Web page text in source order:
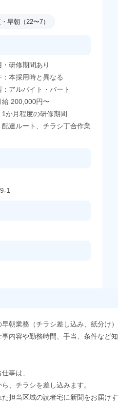
早朝（22〜7）
研修期間あり
本採用時と異なる
アルバイト・パート
200,000円〜
か月程度の研修期間
達ルート、チラシ丁合作業
1
朝業務（チラシ差し込み、紙分け
内容や勤務時間、手当、条件など
事は、
、チラシを差し込みます。
担当区域の読者宅に新聞をお届け